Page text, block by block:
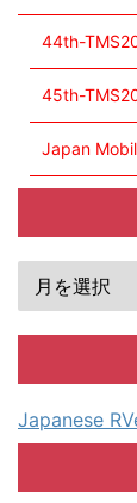
44th-
45th-
Japan
Japanese